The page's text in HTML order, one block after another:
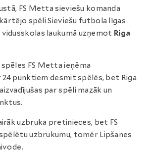
FS Metta sieviešu komanda
spēli Sieviešu futbola līgas
vidusskolas laukumā uzņemot Riga
spēles FS Metta ieņēma
punktiem desmit spēlēs, bet Riga
par spēli mazāk un
uzbruka pretinieces, bet FS
uzbrukumu, tomēr Lipšanes